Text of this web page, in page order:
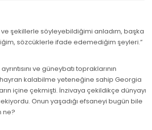
ve şekillerle söyleyebildiğimi anladım, başka
sözcüklerle ifade edemediğim şeyleri.”
ve güneybatı topraklarının
hayran kalabilme yeteneğine sahip Georgia
içine çekmişti. İnzivaya çekildikçe dünyayı
Onun yaşadığı efsaneyi bugün bile
ne?